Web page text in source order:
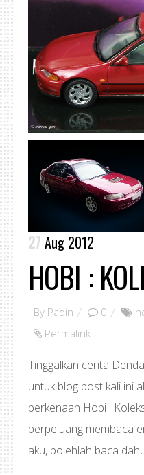
27 Aug 2012
HOBI :
By Padin 0
Permalink
Tinggalkan cerita
untuk blog post kali ini
berkenaan Hobi :
berpeluang membaca
aku, bolehlah baca